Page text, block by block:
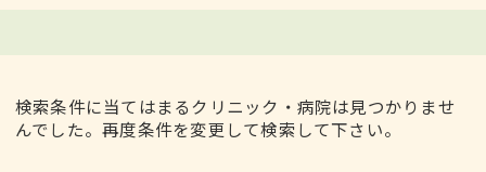
検索条件に当てはまるクリニック・病院は見つかりませ
んでした。再度条件を変更して検索して下さい。